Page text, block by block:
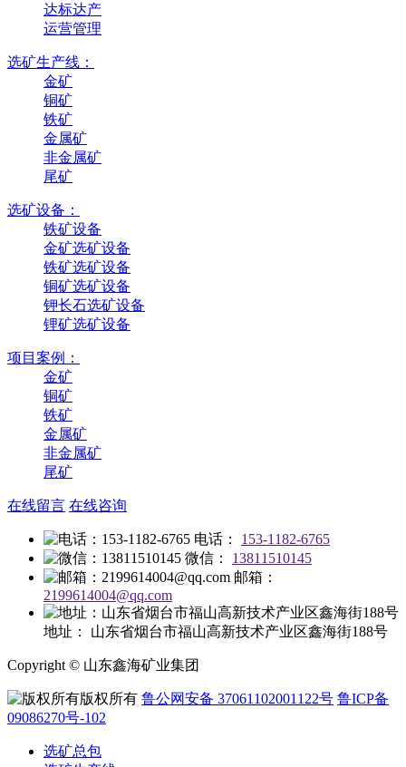
达标达产
运营管理
选矿生产线：
金矿
铜矿
铁矿
金属矿
非金属矿
尾矿
选矿设备：
铁矿设备
金矿选矿设备
铁矿选矿设备
铜矿选矿设备
钾长石选矿设备
锂矿选矿设备
项目案例：
金矿
铜矿
铁矿
金属矿
非金属矿
尾矿
在线留言 在线咨询
电话：
153-1182-6765
微信：
13811510145
邮箱：
2199614004@qq.com
地址： 山东省烟台市福山高新技术产业区鑫海街188号
Copyright © 山东鑫海矿业集团
版权所有 鲁公网安备 37061102001122号 鲁ICP备
09086270号-102
选矿总包